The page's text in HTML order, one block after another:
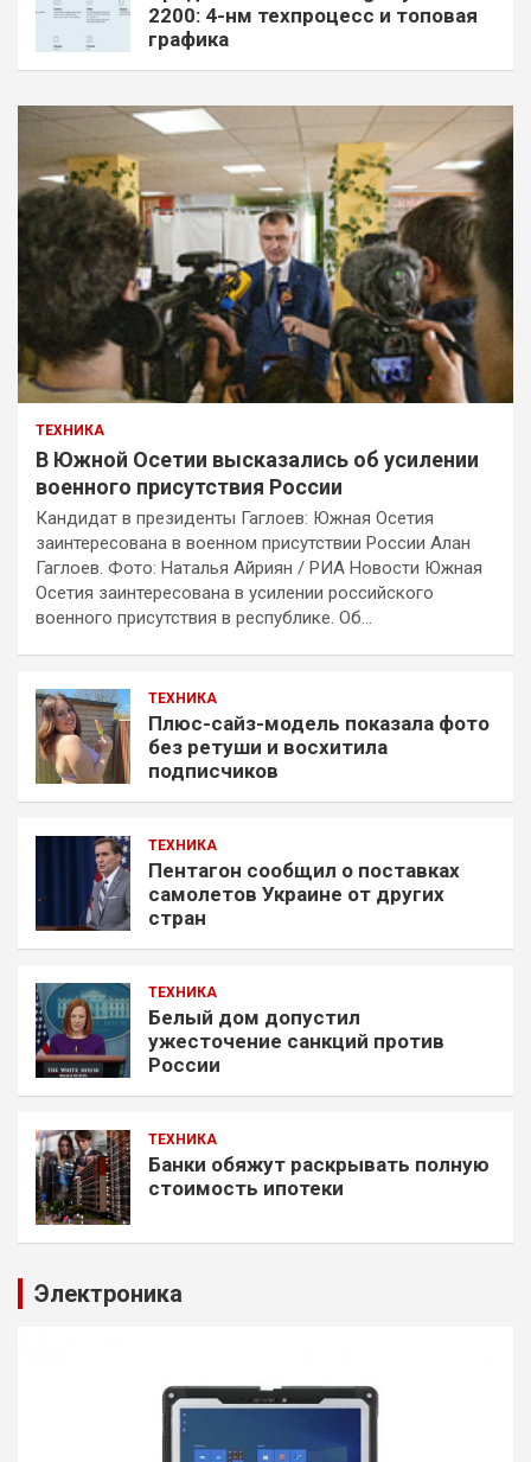
2200: 4-нм техпроцесс и топовая
графика
ТЕХНИКА
В Южной Осетии высказались об усилении
военного присутствия России
Кандидат в президенты Гаглоев: Южная Осетия
заинтересована в военном присутствии России Алан
Гаглоев. Фото: Наталья Айриян / РИА Новости Южная
Осетия заинтересована в усилении российского
военного присутствия в республике. Об…
ТЕХНИКА
Плюс-сайз-модель показала фото
без ретуши и восхитила
подписчиков
ТЕХНИКА
Пентагон сообщил о поставках
самолетов Украине от других
стран
ТЕХНИКА
Белый дом допустил
ужесточение санкций против
России
ТЕХНИКА
Банки обяжут раскрывать полную
стоимость ипотеки
Электроника